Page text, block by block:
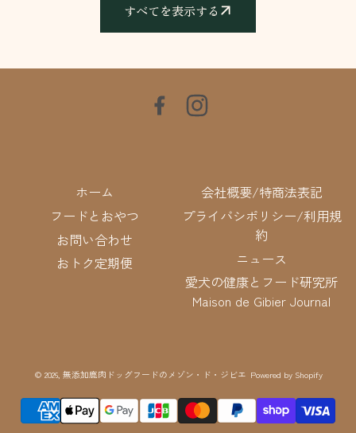
すべてを表示する
FacebookInstagram
ホーム
フードとおやつ
お問い合わせ
おトク定期便
会社概要/特商法表記
プライバシポリシー/利用規
約
ニュース
愛犬の健康とフード研究所
Maison de Gibier Journal
© 2026, 無添加鹿肉ドッグフードのメゾン・ド・ジビエ Powered by Shopify
決
済